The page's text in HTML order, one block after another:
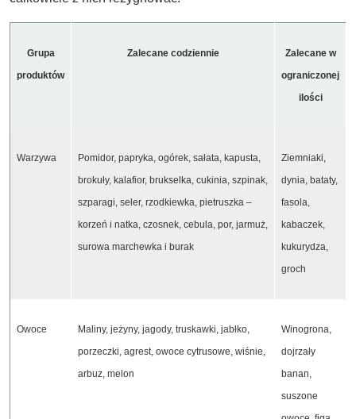
Grupa
produktów
Zalecane codziennie
Zalecane w
ograniczonej
ilości
Warzywa
Pomidor, papryka, ogórek, sałata, kapusta,
brokuły, kalafior, brukselka, cukinia, szpinak,
szparagi, seler, rzodkiewka, pietruszka –
korzeń i natka, czosnek, cebula, por, jarmuż,
surowa marchewka i burak
Ziemniaki,
dynia, bataty,
fasola,
kabaczek,
kukurydza,
groch
Owoce
Maliny, jeżyny, jagody, truskawki, jabłko,
porzeczki, agrest, owoce cytrusowe, wiśnie,
arbuz, melon
Winogrona,
dojrzały
banan,
suszone